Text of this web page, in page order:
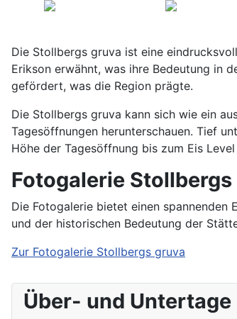
Die Stollbergs gruva ist eine
Erikson erwähnt, was ihre Bedeutung in
gefördert, was die Region prägte.
Die Stollbergs gruva kann sich wie ein
Tagesöffnungen herunterschauen. Tief
Höhe der Tagesöffnung bis zum Eis
Fotogalerie Stollbergs
Die Fotogalerie bietet einen
und der historischen Bedeutung der
Zur Fotogalerie Stollbergs gruva
Über- und Untertage